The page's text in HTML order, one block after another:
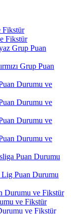
Fikstür
Fikstür
Grup Puan
Grup Puan
Durumu ve
Durumu ve
Durumu ve
Durumu ve
Puan Durumu
Puan Durumu
Durumu ve Fikstür
ve Fikstür
ve Fikstür